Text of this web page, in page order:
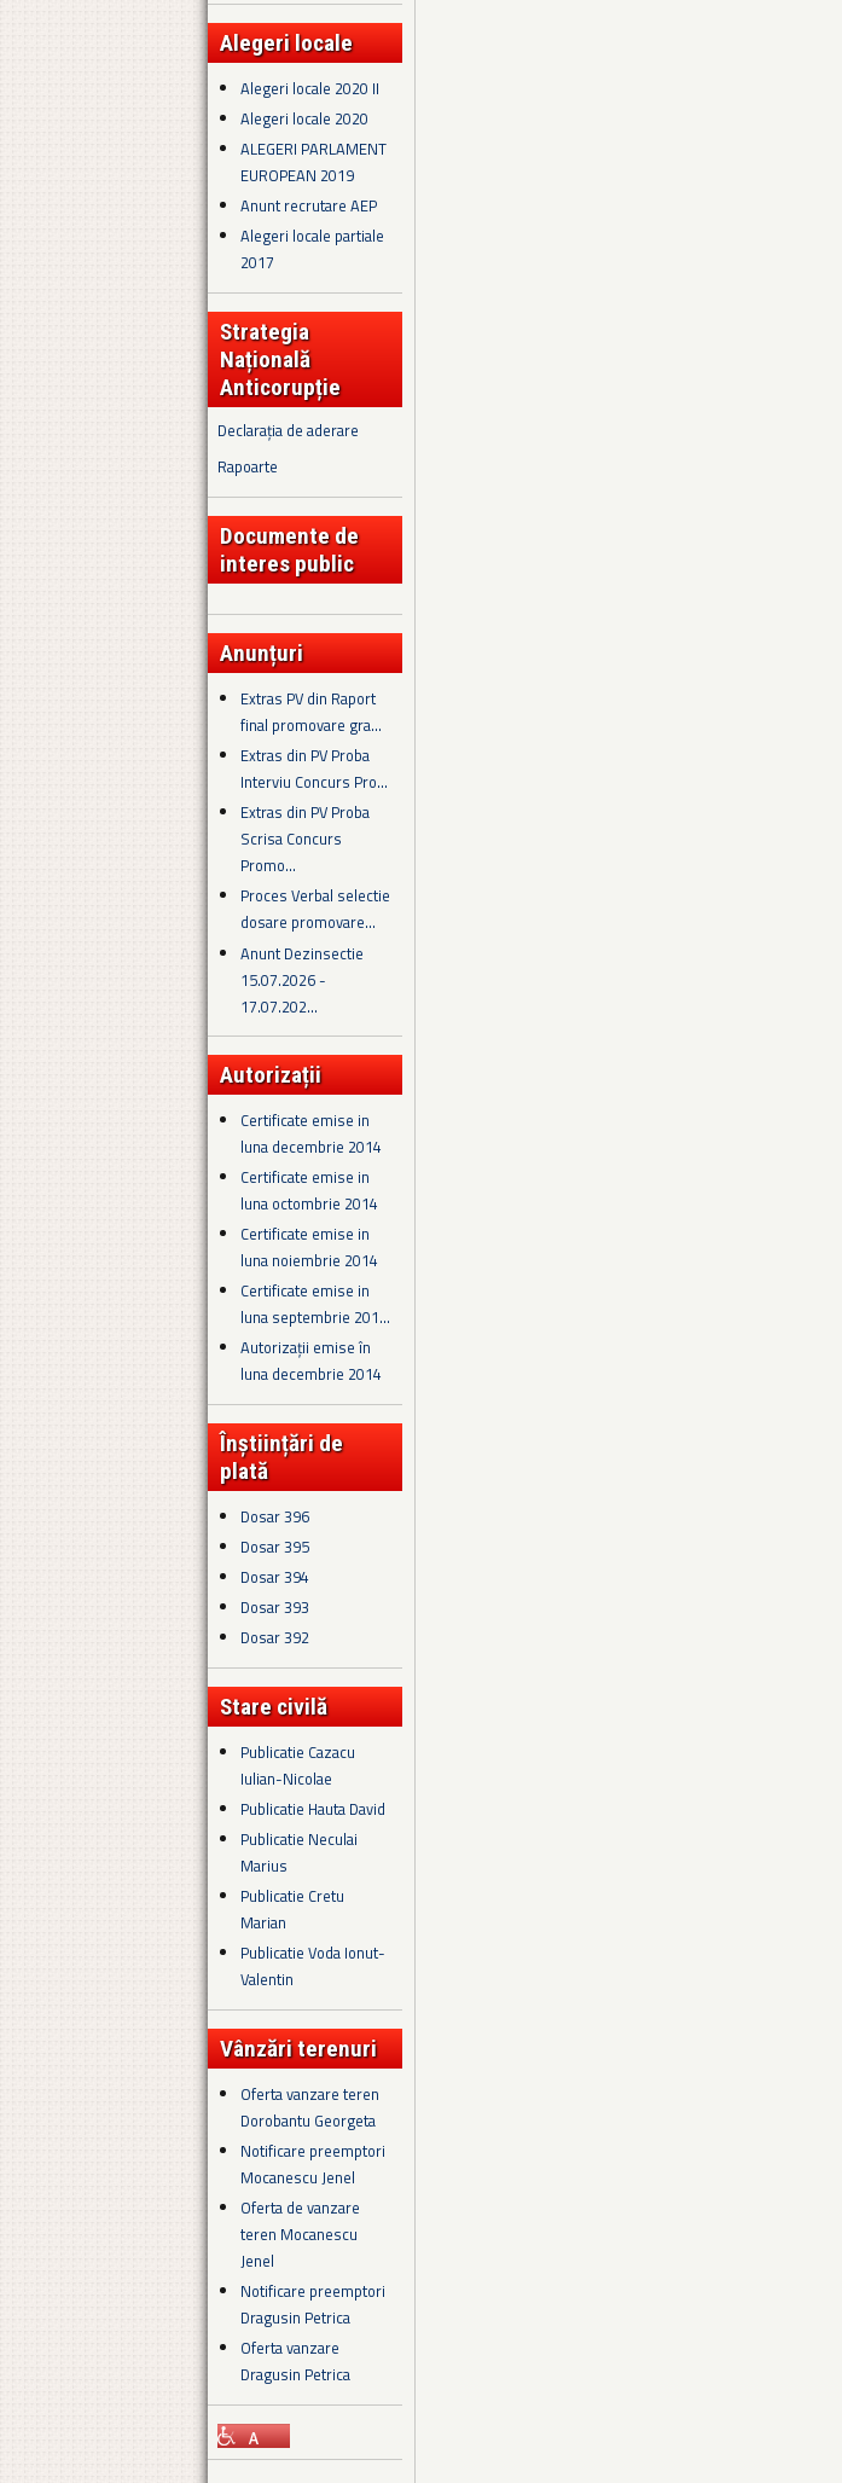
Alegeri locale
Alegeri locale 2020 II
Alegeri locale 2020
ALEGERI PARLAMENT
EUROPEAN 2019
Anunt recrutare AEP
Alegeri locale partiale
2017
Strategia
Națională
Anticorupție
Declarația de aderare
Rapoarte
Documente de
interes public
Anunțuri
Extras PV din Raport
final promovare gra...
Extras din PV Proba
Interviu Concurs Pro...
Extras din PV Proba
Scrisa Concurs
Promo...
Proces Verbal selectie
dosare promovare...
Anunt Dezinsectie
15.07.2026 -
17.07.202...
Autorizații
Certificate emise in
luna decembrie 2014
Certificate emise in
luna octombrie 2014
Certificate emise in
luna noiembrie 2014
Certificate emise in
luna septembrie 201...
Autorizații emise în
luna decembrie 2014
Înștiințări de
plată
Dosar 396
Dosar 395
Dosar 394
Dosar 393
Dosar 392
Stare civilă
Publicatie Cazacu
Iulian-Nicolae
Publicatie Hauta David
Publicatie Neculai
Marius
Publicatie Cretu
Marian
Publicatie Voda Ionut-
Valentin
Vânzări terenuri
Oferta vanzare teren
Dorobantu Georgeta
Notificare preemptori
Mocanescu Jenel
Oferta de vanzare
teren Mocanescu
Jenel
Notificare preemptori
Dragusin Petrica
Oferta vanzare
Dragusin Petrica